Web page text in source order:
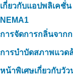
เกี่ยวกับแอปพลิเคชั่น
NEMA1
การจัดการกลิ่นจากก
การบำบัดสภาพแวด
หน้าพิเศษเกี่ยวกับวัว